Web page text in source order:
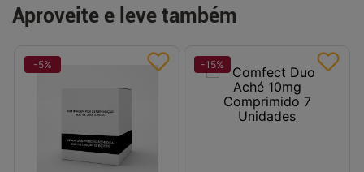
Aproveite e leve também
-5% -15%